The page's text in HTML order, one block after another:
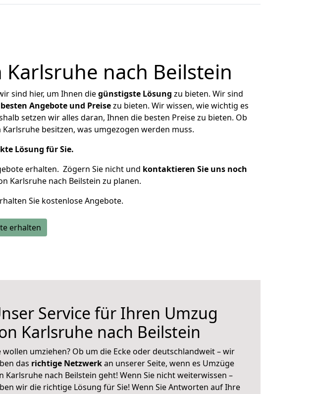
nach Beilstein
sind hier, um Ihnen diegünstigste Lösung zu bieten. Wir sind
Angebote und Preisezu bieten. Wir wissen, wie wichtig es
setzen wir alles daran, Ihnen die besten Preise zu bieten. Ob
besitzen, was umgezogen werden muss.
Lösung für Sie.
erhalten. Zögern Sie nicht und kontaktieren Sie uns noch
Karlsruhe nach Beilstein zu planen.
Sie kostenlose Angebote.
erhalten
Service für Ihren Umzug
Karlsruhe nach Beilstein
wollen umziehen? Ob um die Ecke oder deutschlandweit – wir
das richtige Netzwerkan unserer Seite, wenn es Umzüge
Karlsruhe nach Beilstein geht! Wenn Sie nicht weiterwissen –
wir die richtige Lösung für Sie! Wenn Sie Antworten auf Ihre